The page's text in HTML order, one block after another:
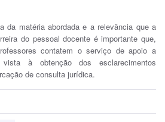
da matéria abordada e a relevância que a
do pessoal docente é importante que,
contatem o serviço de apoio a
à obtenção dos esclarecimentos
de consulta jurídica.